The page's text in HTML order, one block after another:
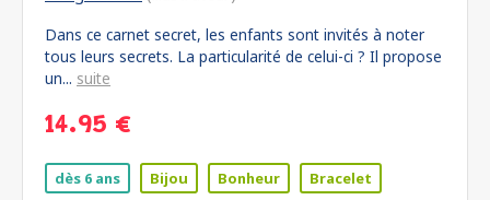
Dans ce carnet secret, les enfants sont invités à noter
tous leurs secrets. La particularité de celui-ci ? Il propose
un... suite
14.95 €
dès 6 ans Bijou Bonheur Bracelet